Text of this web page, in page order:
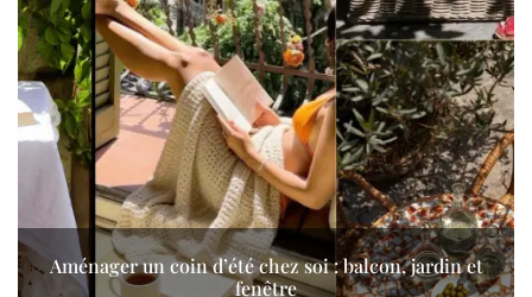
Aménager un coin d’été chez soi : balcon, jardin et
fenêtre